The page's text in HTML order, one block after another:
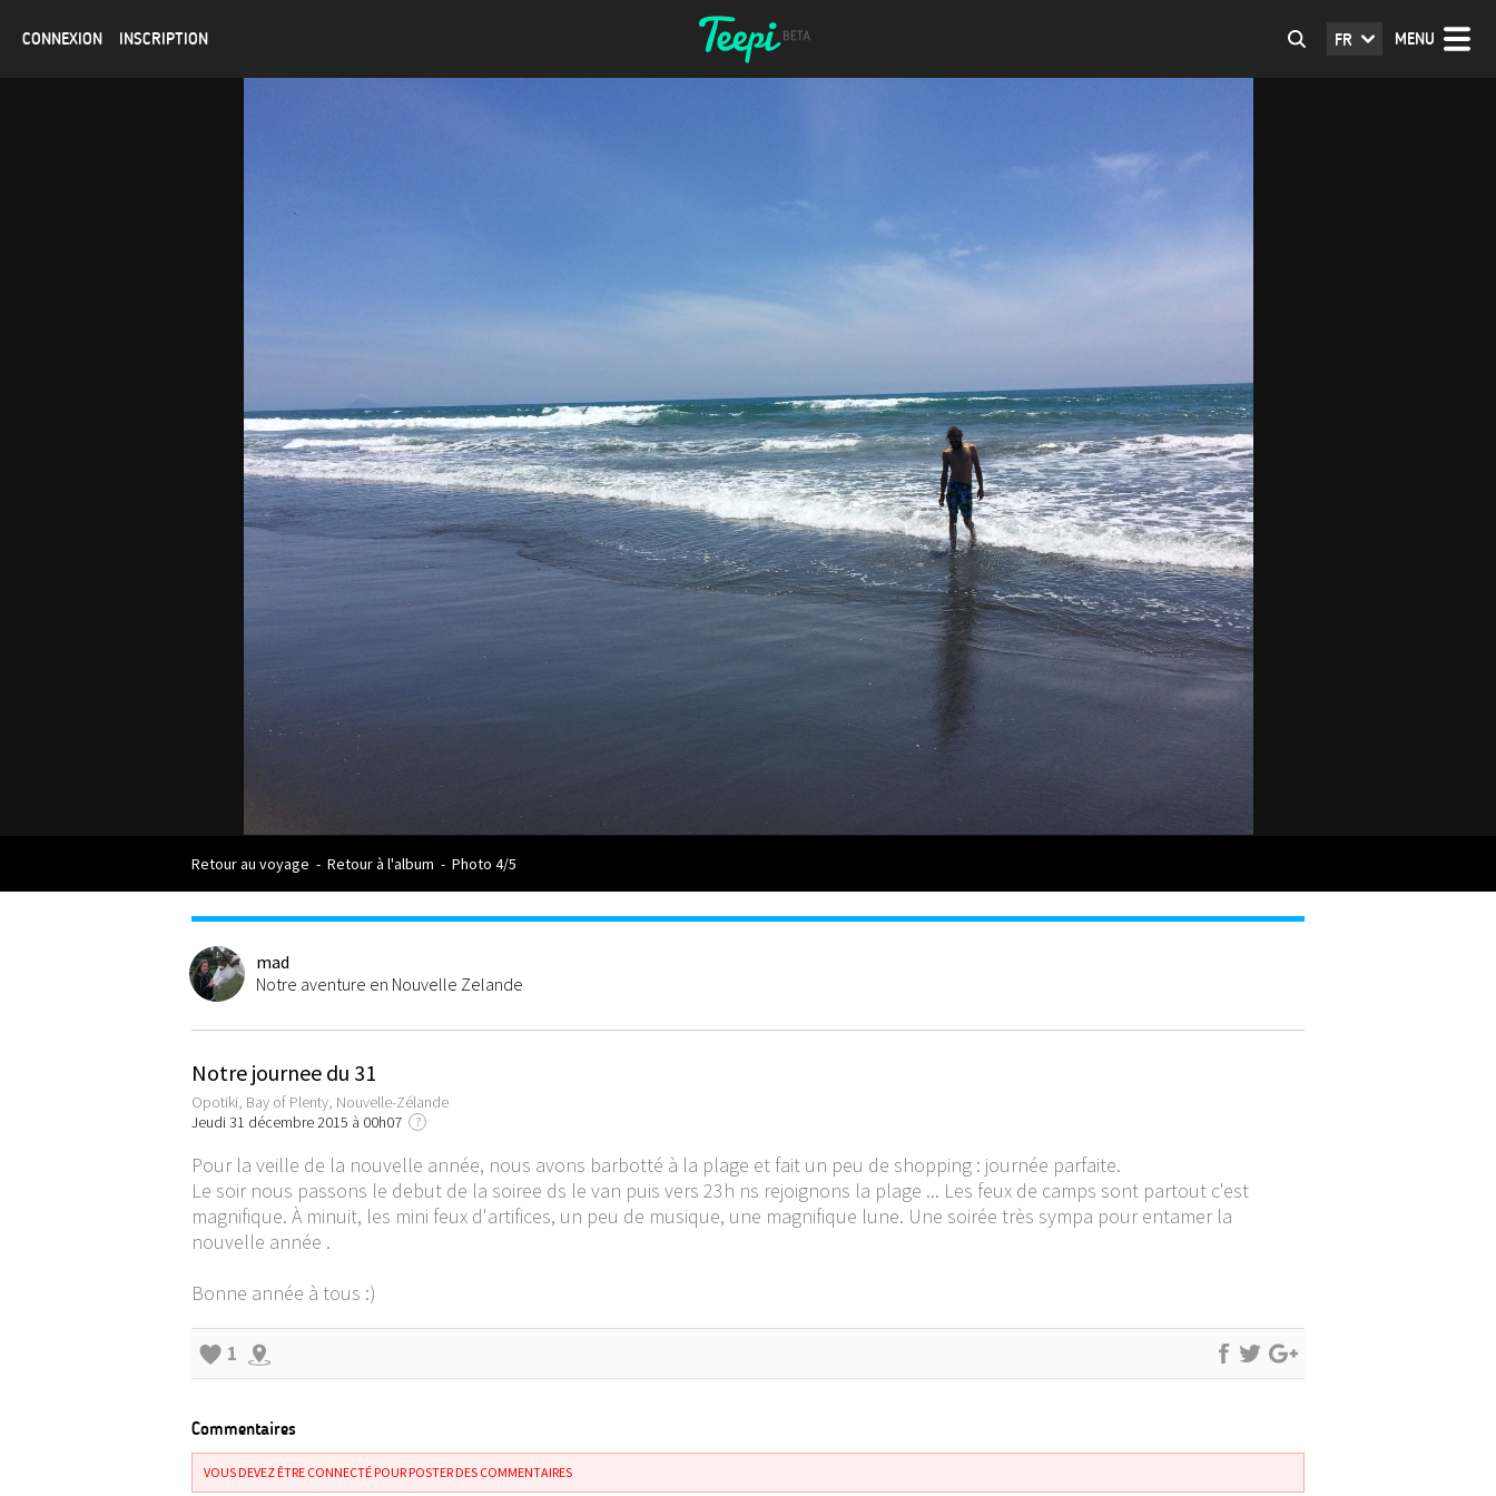
CONNEXION INSCRIPTION MENU
FR
Retour au voyage - Retour à l'album - Photo 4/5
mad
Notre aventure en Nouvelle Zelande
Notre journee du 31
Opotiki, Bay of Plenty, Nouvelle-Zélande
Jeudi 31 décembre 2015 à 00h07
?
Pour la veille de la nouvelle année, nous avons barbotté à la plage et fait un peu de shopping : journée parfaite.
Le soir nous passons le debut de la soiree ds le van puis vers 23h ns rejoignons la plage ... Les feux de camps sont partout c'est
magnifique. À minuit, les mini feux d'artifices, un peu de musique, une magnifique lune. Une soirée très sympa pour entamer la
nouvelle année .
Bonne année à tous :)
1
Commentaires
VOUS DEVEZ ÊTRE CONNECTÉ POUR POSTER DES COMMENTAIRES